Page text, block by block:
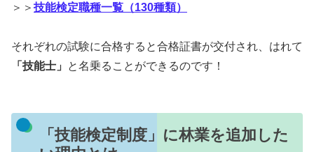
＞＞ 技能検定職種一覧（130種類）
それぞれの試験に合格すると合格証書が交付され、はれて
「技能士」
と名乗ることができるのです！
「技能検定制度」に林業を追加した